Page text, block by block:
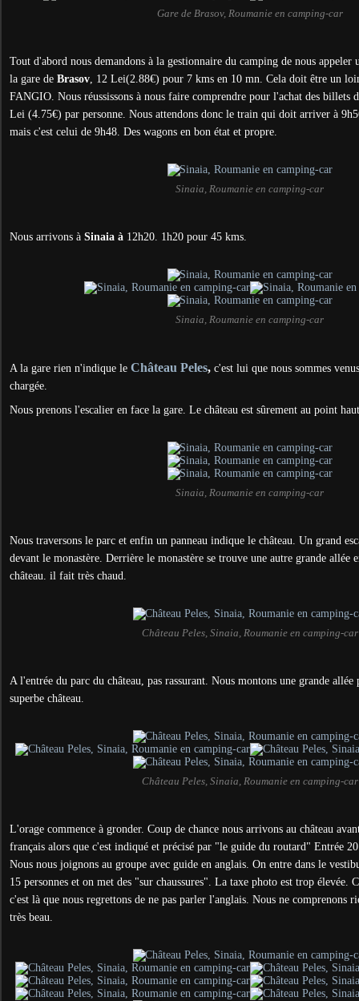
Gare de Brasov, Roumanie en camping-car
Tout d'abord nous demandons à la gestionnaire du camping de nous appeler
la gare de Brasov, 12 Lei(2.88€) pour 7 kms en 10 mn. Cela doit être un
FANGIO. Nous réussissons à nous faire comprendre pour l'achat des billets
Lei (4.75€) par personne. Nous attendons donc le train qui doit arriver à
mais c'est celui de 9h48. Des wagons en bon état et propre.
Sinaia, Roumanie en camping-car
Nous arrivons à Sinaia à 12h20. 1h20 pour 45 kms.
Sinaia, Roumanie en camping-car
A la gare rien n'indique le Château Peles, c'est lui que nous sommes
chargée.
Nous prenons l'escalier en face la gare. Le château est sûrement au point
Sinaia, Roumanie en camping-car
Nous traversons le parc et enfin un panneau indique le château. Un grand
devant le monastère. Derrière le monastère se trouve une autre grande allée
château. il fait très chaud.
Château Peles, Sinaia, Roumanie en camping-car
A l'entrée du parc du château, pas rassurant. Nous montons une grande allée
superbe château.
Château Peles, Sinaia, Roumanie en camping-car
L'orage commence à gronder. Coup de chance nous arrivons au château
français alors que c'est indiqué et précisé par "le guide du routard" Entrée
Nous nous joignons au groupe avec guide en anglais. On entre dans le
15 personnes et on met des "sur chaussures". La taxe photo est trop élevée.
c'est là que nous regrettons de ne pas parler l'anglais. Nous ne comprenons
très beau.